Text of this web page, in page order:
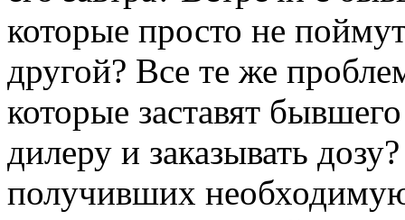
которые просто не
другой? Все те же
которые заставят
дилеру и заказывать
получивших